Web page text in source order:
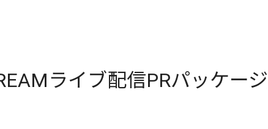
ライブ配信PRパッケー